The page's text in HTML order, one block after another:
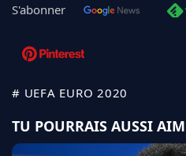
S'abonner
# UEFA EURO 2020
TU POURRAIS AUSSI